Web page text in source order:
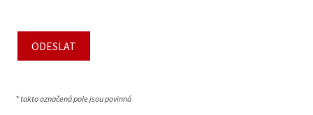
* takto označená pole jsou povinná